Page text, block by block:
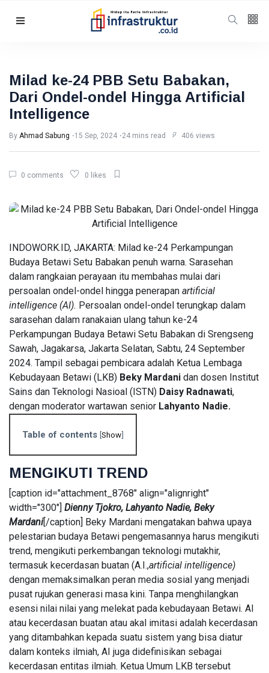
Follow us
Humaniora
(98)
Energi
(47)
Berita
(35)
Lastest
Post
L
HUMANIORA
Toko
Populer,
Jejak Ritel
Modern
dan
Rekaman
Perdana
Pasar
Aug,
2026
views
ENERGI
Aset
Lancar
BRMS Tiga
Kali
Liabilitas,
tetapi
Separuhnya
Berupa
Uang Muka
07 Aug,
views
ENERGI
Pendapatan
BRMS
Turun 21
Persen,
Laba
Merosot 40
Persen dan
Arus Kas
Operasi
Negatif
07 Aug,
2026
views
PERUMAHAN
Dapur MBG
Jagakarsa
008
Membakar
Sampah di
03
Aug,
2026
95
views
Milad ke-24 PBB Setu Babakan,
Dari Ondel-ondel Hingga Artificial
Intelligence
By Ahmad Sabung 15 Sep, 2024 24 mins read 406 views
0 comments 0 likes
INDOWORK.ID, JAKARTA: Milad ke-24 Perkampungan
Budaya Betawi Setu Babakan penuh warna. Sarasehan
dalam rangkaian perayaan itu membahas mulai dari
persoalan ondel-ondel hingga penerapan artificial
intelligence (AI). Persoalan ondel-ondel terungkap dalam
sarasehan dalam ranakaian ulang tahun ke-24
Perkampungan Budaya Betawi Setu Babakan di Srengseng
Sawah, Jagakarsa, Jakarta Selatan, Sabtu, 24 September
2024. Tampil sebagai pembicara adalah Ketua Lembaga
Kebudayaan Betawi (LKB) Beky Mardani dan dosen Institut
Sains dan Teknologi Nasioal (ISTN) Daisy Radnawati,
dengan moderator wartawan senior Lahyanto Nadie.
Table of contents [Show]
MENGIKUTI TREND
[caption id="attachment_8768" align="alignright"
width="300"] Dienny Tjokro, Lahyanto Nadie, Beky
Mardani[/caption] Beky Mardani mengatakan bahwa upaya
pelestarian budaya Betawi pengemasannya harus mengikuti
trend, mengikuti perkembangan teknologi mutakhir,
termasuk kecerdasan buatan (A.I.,artificial intelligence)
dengan memaksimalkan peran media sosial yang menjadi
pusat rujukan generasi masa kini. Tanpa menghilangkan
esensi nilai nilai yang melekat pada kebudayaan Betawi. AI
atau kecerdasan buatan atau akal imitasi adalah kecerdasan
yang ditambahkan kepada suatu sistem yang bisa diatur
dalam konteks ilmiah, AI juga didefinisikan sebagai
kecerdasan entitas ilmiah. Ketua Umum LKB tersebut